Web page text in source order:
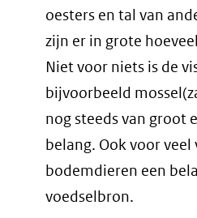
oesters en tal van
zijn er in grote
Niet voor niets is de
bijvoorbeeld
nog steeds van groot
belang. Ook voor veel
bodemdieren een
voedselbron.